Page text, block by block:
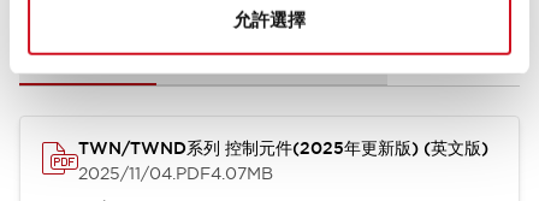
允許選擇
型錄和宣傳手冊 CAD檔 認證與標準 其他
TWN/TWND系列 控制元件(2025年更新版) (英文版)
2025/11/04.PDF4.07MB